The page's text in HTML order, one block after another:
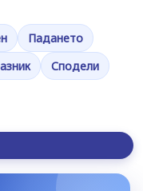
Падането
Сподели